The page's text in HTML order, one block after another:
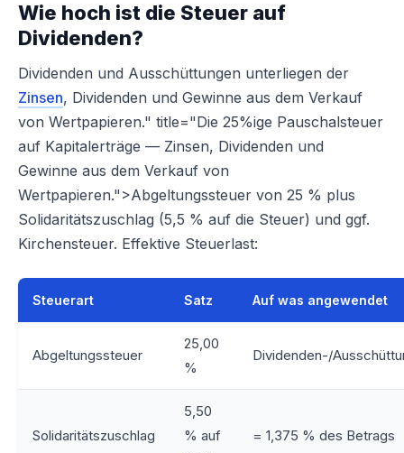
Wie hoch ist die Steuer auf
Dividenden?
Dividenden und Ausschüttungen unterliegen der
Zinsen, Dividenden und Gewinne aus dem Verkauf
von Wertpapieren." title="Die 25%ige Pauschalsteuer
auf Kapitalerträge — Zinsen, Dividenden und
Gewinne aus dem Verkauf von
Wertpapieren.">Abgeltungssteuer von 25 % plus
Solidaritätszuschlag (5,5 % auf die Steuer) und ggf.
Kirchensteuer. Effektive Steuerlast:
Steuerart Satz Auf was angewendet
Abgeltungssteuer
25,00
%
Dividenden-/
Solidaritätszuschlag
5,50
% auf
= 1,375 % des Betrags